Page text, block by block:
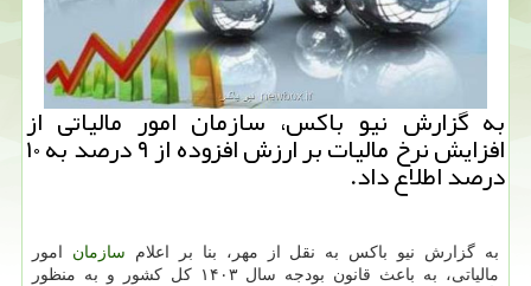
به گزارش نیو باکس، سازمان امور مالیاتی از
افزایش نرخ مالیات بر ارزش افزوده از ۹ درصد به ۱۰
درصد اطلاع داد.
به گزارش نیو باکس به نقل از مهر، بنا بر اعلام سازمان امور
مالیاتی، به باعث قانون بودجه سال ۱۴۰۳ کل کشور و به منظور